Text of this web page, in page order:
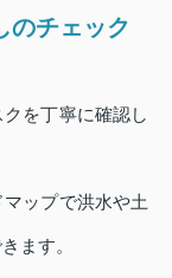
のチェック
を丁寧に確認し
ップで洪水や土
ます。